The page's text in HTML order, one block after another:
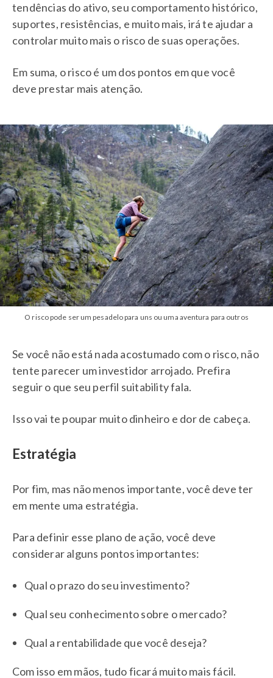
tendências do ativo, seu comportamento histórico,
suportes, resistências, e muito mais, irá te ajudar a
controlar muito mais o risco de suas operações.
Em suma, o risco é um dos pontos em que você
deve prestar mais atenção.
O risco pode ser um pesadelo para uns ou uma aventura para outros
Se você não está nada acostumado com o risco, não
tente parecer um investidor arrojado. Prefira
seguir o que seu perfil suitability fala.
Isso vai te poupar muito dinheiro e dor de cabeça.
Estratégia
Por fim, mas não menos importante, você deve ter
em mente uma estratégia.
Para definir esse plano de ação, você deve
considerar alguns pontos importantes:
Qual o prazo do seu investimento?
Qual seu conhecimento sobre o mercado?
Qual a rentabilidade que você deseja?
Com isso em mãos, tudo ficará muito mais fácil.